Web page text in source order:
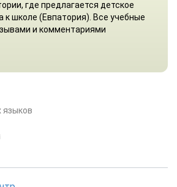
где предлагается детское
к школе (Евпатория). Все учебные
и комментариями
языков